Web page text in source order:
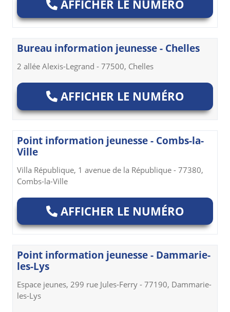
AFFICHER LE NUMÉRO
Bureau information jeunesse - Chelles
2 allée Alexis-Legrand - 77500, Chelles
AFFICHER LE NUMÉRO
Point information jeunesse - Combs-la-
Ville
Villa République, 1 avenue de la République - 77380,
Combs-la-Ville
AFFICHER LE NUMÉRO
Point information jeunesse - Dammarie-
les-Lys
Espace jeunes, 299 rue Jules-Ferry - 77190, Dammarie-
les-Lys